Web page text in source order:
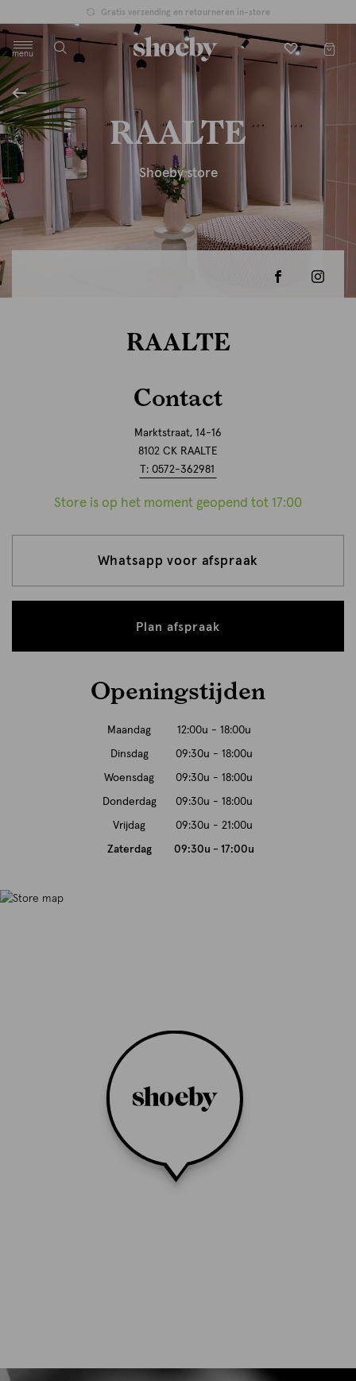
Gratis verzending en retourneren in-store
menu
label.header.toggle
RAALTE
Shoeby store
RAALTE
Contact
Marktstraat, 14-16
8102 CK RAALTE
T: 0572-362981
Store is op het moment geopend tot 17:00
Whatsapp voor afspraak
Plan afspraak
Openingstijden
Maandag 12:00u - 18:00u
Dinsdag 09:30u - 18:00u
Woensdag 09:30u - 18:00u
Donderdag 09:30u - 18:00u
Vrijdag 09:30u - 21:00u
Zaterdag 09:30u - 17:00u